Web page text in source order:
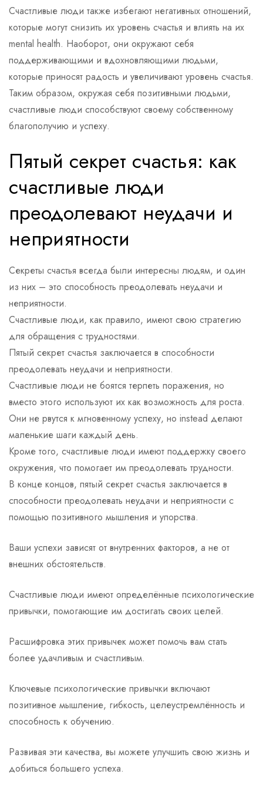
Счастливые люди также избегают негативных отношений,
которые могут снизить их уровень счастья и влиять на их
mental health. Наоборот, они окружают себя
поддерживающими и вдохновляющими людьми,
которые приносят радость и увеличивают уровень счастья.
Таким образом, окружая себя позитивными людьми,
счастливые люди способствуют своему собственному
благополучию и успеху.
Пятый секрет счастья: как
счастливые люди
преодолевают неудачи и
неприятности
Секреты счастья всегда были интересны людям, и один
из них – это способность преодолевать неудачи и
неприятности.
Счастливые люди, как правило, имеют свою стратегию
для обращения с трудностями.
Пятый секрет счастья заключается в способности
преодолевать неудачи и неприятности.
Счастливые люди не боятся терпеть поражения, но
вместо этого используют их как возможность для роста.
Они не рвутся к мгновенному успеху, но instead делают
маленькие шаги каждый день.
Кроме того, счастливые люди имеют поддержку своего
окружения, что помогает им преодолевать трудности.
В конце концов, пятый секрет счастья заключается в
способности преодолевать неудачи и неприятности с
помощью позитивного мышления и упорства.
Ваши успехи зависят от внутренних факторов, а не от
внешних обстоятельств.
Счастливые люди имеют определённые психологические
привычки, помогающие им достигать своих целей.
Расшифровка этих привычек может помочь вам стать
более удачливым и счастливым.
Ключевые психологические привычки включают
позитивное мышление, гибкость, целеустремлённость и
способность к обучению.
Развивая эти качества, вы можете улучшить свою жизнь и
добиться большего успеха.